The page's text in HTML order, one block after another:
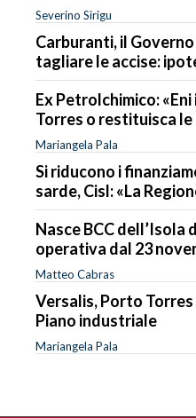
Severino Sirigu
Carburanti, il
tagliare le accise:
Ex Petrolchimico:
Torres o restituisca le
Mariangela Pala
Si riducono i
sarde, Cisl: «La
Nasce BCC dell’Isola
operativa dal 23
Matteo Cabras
Versalis, Porto
Piano industriale
Mariangela Pala